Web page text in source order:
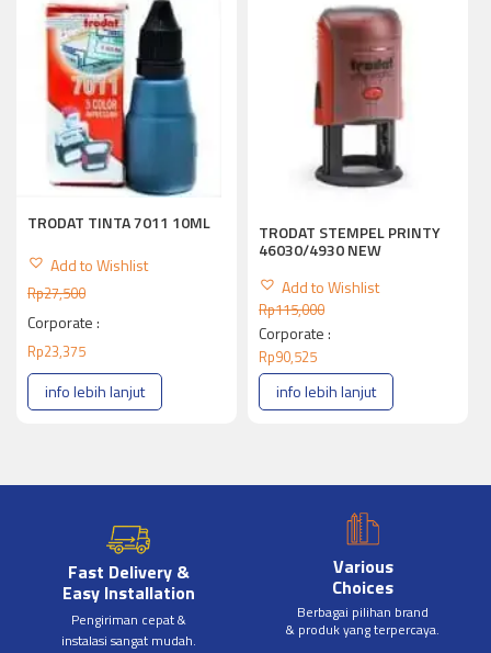
TRODAT TINTA 7011 10ML
Add to Wishlist
Rp27,500
Corporate :
Rp23,375
info lebih lanjut
TRODAT STEMPEL PRINTY
46030/4930 NEW
Add to Wishlist
Rp115,000
Corporate :
Rp90,525
info lebih lanjut
Fast Delivery &
Easy Installation
Pengiriman cepat &
instalasi sangat mudah.
Various
Choices
Berbagai pilihan brand
& produk yang terpercaya.